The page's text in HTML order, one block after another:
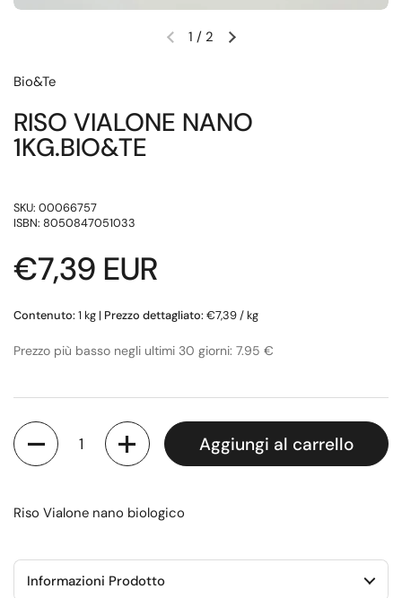
Diapositiva precedente
Diapositiva successiva
1 / 2
Bio&Te
RISO VIALONE NANO
1KG.BIO&TE
SKU: 00066757
ISBN: 8050847051033
Prezzo di listino
€7,39 EUR
Contenuto: 1 kg | Prezzo dettagliato: €7,39 / kg
Prezzo più basso negli ultimi 30 giorni: 7.95 €
Quantità
Aggiungi al carrello
Riso Vialone nano biologico
Informazioni Prodotto